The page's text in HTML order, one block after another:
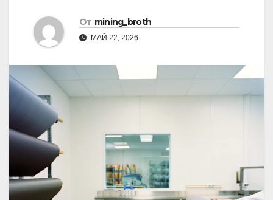
От mining_broth
МАЙ 22, 2026